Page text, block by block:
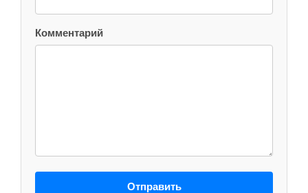
Комментарий
Отправить